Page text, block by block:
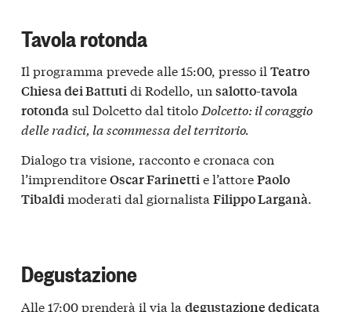
Tavola rotonda
Il programma prevede alle 15:00, presso il Teatro
Chiesa dei Battutidi Rodello, un salotto-tavola
rotondasul Dolcetto dal titolo Dolcetto: il coraggio
delle radici, la scommessa del territorio.
Dialogo tra visione, racconto e cronaca con
l’imprenditoreOscar Farinettie l’attorePaolo
Tibaldimoderati dal giornalista Filippo Larganà.
Degustazione
Alle 17:00 prenderà il via la degustazione dedicata